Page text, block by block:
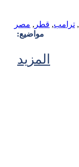
, ترامب, قطر , مصر
مواضيع:
المزيد